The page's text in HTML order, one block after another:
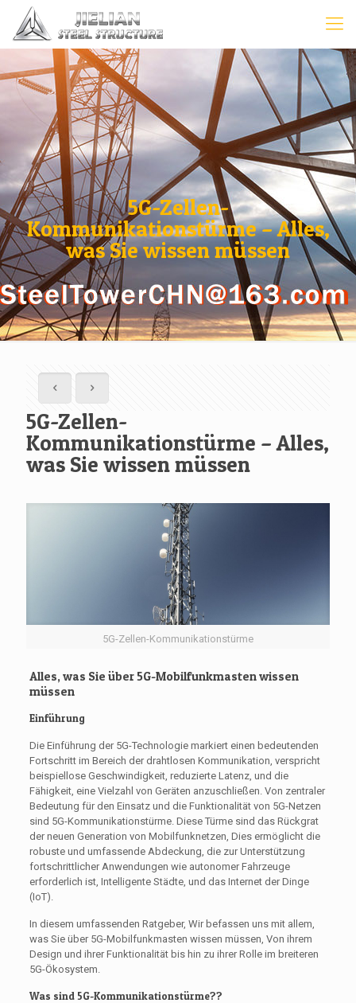
5G-Zellen-
Kommunikationstürme – Alles,
was Sie wissen müssen
5G-Zellen-
Kommunikationstürme – Alles,
was Sie wissen müssen
5G-Zellen-Kommunikationstürme
Alles, was Sie über 5G-Mobilfunkmasten wissen
müssen
Einführung
Die Einführung der 5G-Technologie markiert einen bedeutenden
Fortschritt im Bereich der drahtlosen Kommunikation, verspricht
beispiellose Geschwindigkeit, reduzierte Latenz, und die
Fähigkeit, eine Vielzahl von Geräten anzuschließen. Von zentraler
Bedeutung für den Einsatz und die Funktionalität von 5G-Netzen
sind 5G-Kommunikationstürme. Diese Türme sind das Rückgrat
der neuen Generation von Mobilfunknetzen, Dies ermöglicht die
robuste und umfassende Abdeckung, die zur Unterstützung
fortschrittlicher Anwendungen wie autonomer Fahrzeuge
erforderlich ist, Intelligente Städte, und das Internet der Dinge
(IoT).
In diesem umfassenden Ratgeber, Wir befassen uns mit allem,
was Sie über 5G-Mobilfunkmasten wissen müssen, Von ihrem
Design und ihrer Funktionalität bis hin zu ihrer Rolle im breiteren
5G-Ökosystem.
Was sind 5G-Kommunikationstürme??